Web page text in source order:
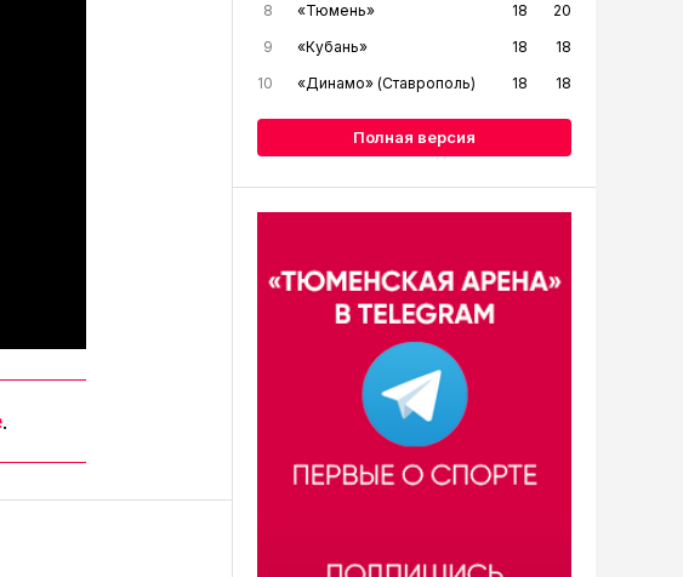
.
8
«Тюмень» 18
20
9
«Кубань» 18
18
10
«Динамо» (Ставрополь) 18 18
Полная версия